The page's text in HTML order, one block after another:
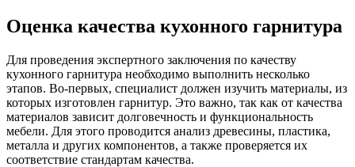
Оценка качества кухонного гарнитура
Для проведения экспертного заключения по качеству
кухонного гарнитура необходимо выполнить несколько
этапов. Во-первых, специалист должен изучить материалы, из
которых изготовлен гарнитур. Это важно, так как от качества
материалов зависит долговечность и функциональность
мебели. Для этого проводится анализ древесины, пластика,
металла и других компонентов, а также проверяется их
соответствие стандартам качества.